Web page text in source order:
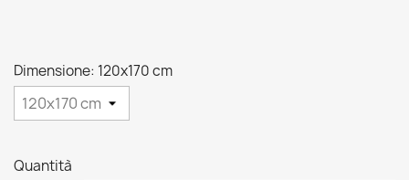
Dimensione: 120x170 cm
Quantità